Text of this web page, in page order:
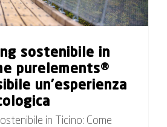
sostenibile in
purelements®
un’esperienza
in Ticino: Come